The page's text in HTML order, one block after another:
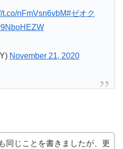
t.co/nFmVsn6vbM#ゼオク
November 21, 2020
同じことを書きましたが、更